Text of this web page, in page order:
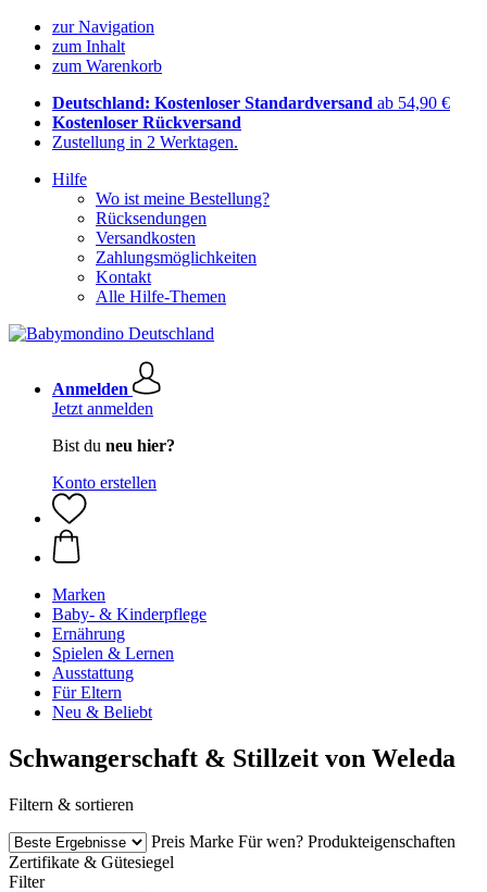
zur Navigation
zum Inhalt
zum Warenkorb
Deutschland: Kostenloser Standardversand ab 54,90 €
Kostenloser Rückversand
Zustellung in 2 Werktagen.
Hilfe
Wo ist meine Bestellung?
Rücksendungen
Versandkosten
Zahlungsmöglichkeiten
Kontakt
Alle Hilfe-Themen
Anmelden
Jetzt anmelden
Bist du neu hier?
Konto erstellen
Marken
Baby- & Kinderpflege
Ernährung
Spielen & Lernen
Ausstattung
Für Eltern
Neu & Beliebt
Schwangerschaft & Stillzeit von Weleda
Filtern & sortieren
Preis Marke Für wen? Produkteigenschaften
Zertifikate & Gütesiegel
Filter